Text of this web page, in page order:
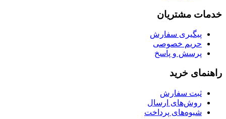
خدمات مشتریان
پیگیری سفارش
حریم خصوصی
پرسش و پاسخ
راهنمای خرید
ثبت سفارش
روش‌های ارسال
شیوه‌های پرداخت